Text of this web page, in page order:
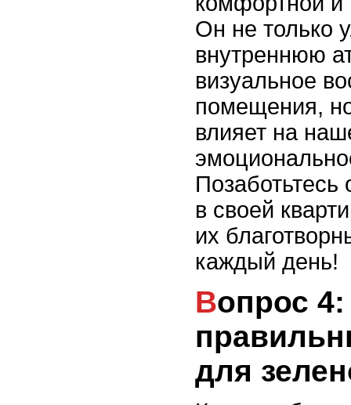
Он не только
внутреннюю
визуальное
помещения,
влияет на
Позаботьтесь
в своей
их
каждый день!
Вопрос 4: Как выбрать
для